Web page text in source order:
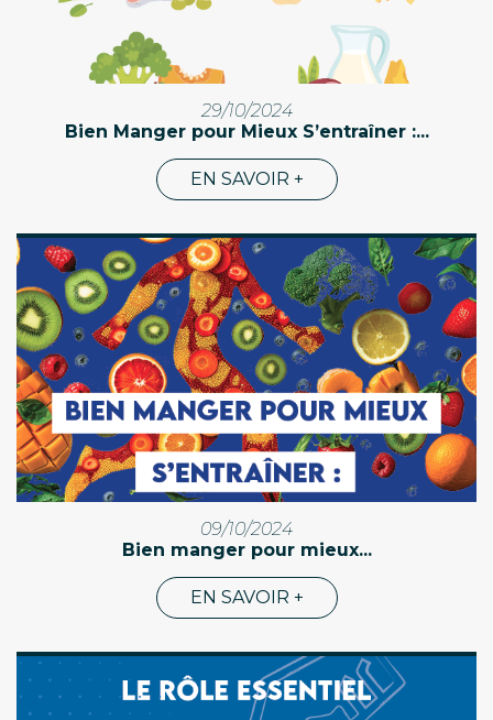
29/10/2024
Bien Manger pour Mieux S’entraîner :...
EN SAVOIR +
09/10/2024
Bien manger pour mieux...
EN SAVOIR +